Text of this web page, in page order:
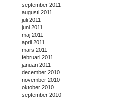
september 2011
augusti 2011
juli 2011
juni 2011
maj 2011
april 2011
mars 2011
februari 2011
januari 2011
december 2010
november 2010
oktober 2010
september 2010